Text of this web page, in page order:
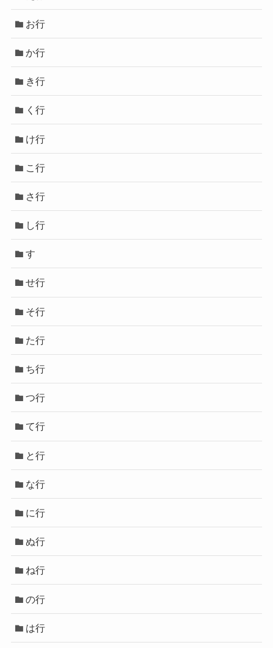
お行
か行
き行
く行
け行
こ行
さ行
し行
す
せ行
そ行
た行
ち行
つ行
て行
と行
な行
に行
ぬ行
ね行
の行
は行